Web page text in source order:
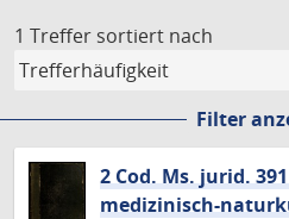
1 Treffer sortiert nach
Filter
2 Cod. Ms. jurid.
medizinisch-